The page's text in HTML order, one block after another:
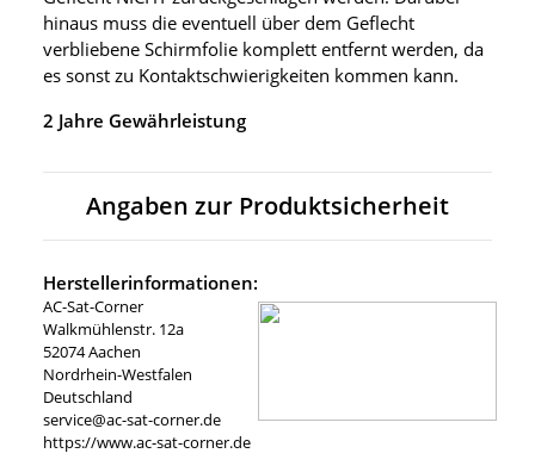
hinaus muss die eventuell über dem Geflecht
verbliebene Schirmfolie komplett entfernt werden, da
es sonst zu Kontaktschwierigkeiten kommen kann.
2 Jahre Gewährleistung
Angaben zur Produktsicherheit
Herstellerinformationen:
AC-Sat-Corner
Walkmühlenstr. 12a
52074 Aachen
Nordrhein-Westfalen
Deutschland
service@ac-sat-corner.de
https://www.ac-sat-corner.de